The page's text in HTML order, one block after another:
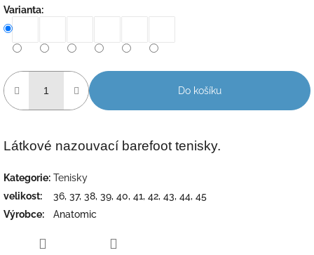
Měrná
cena:
Varianta:
Do košíku
Látkové nazouvací barefoot tenisky.
Kategorie: Tenisky
velikost:
36, 37, 38, 39, 40, 41, 42, 43, 44, 45
Výrobce: Anatomic